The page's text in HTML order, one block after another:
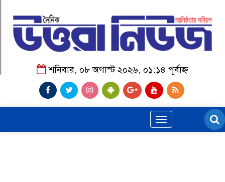
শনিবার, ০৮ অগাস্ট ২০২৬, ০১:১৪ পূর্বাহ্ন
Toggle
navigation